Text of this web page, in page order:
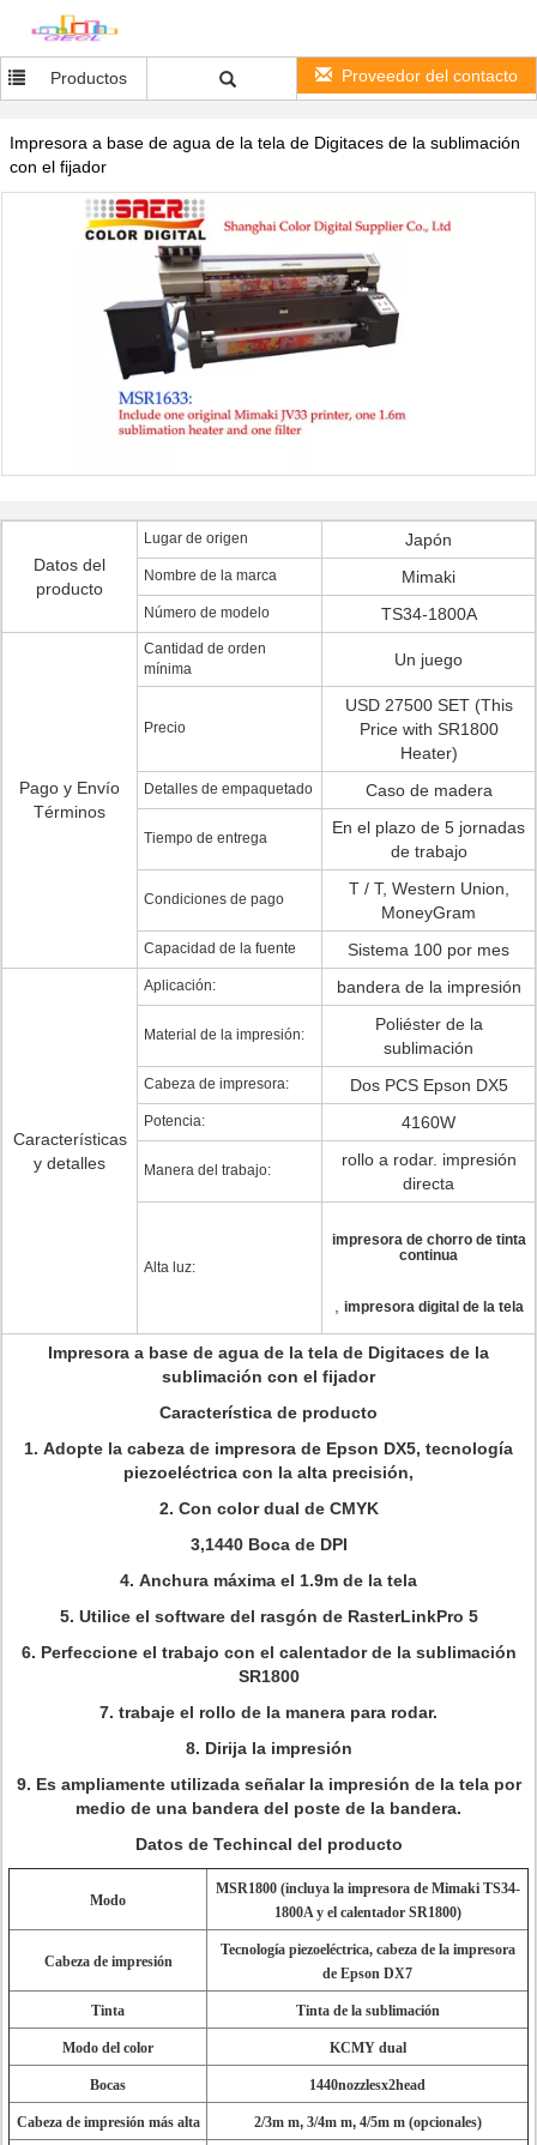
Productos Proveedor del contacto
Impresora a base de agua de la tela de Digitaces de la sublimación
con el fijador
Datos del
producto
Lugar de origen Japón
Nombre de la marca Mimaki
Número de modelo TS34-1800A
Pago y Envío
Términos
Cantidad de orden
mínima
Un juego
Precio
USD 27500 SET (This
Price with SR1800
Heater)
Detalles de empaquetado Caso de madera
Tiempo de entrega
En el plazo de 5 jornadas
de trabajo
Condiciones de pago
T / T, Western Union,
MoneyGram
Capacidad de la fuente Sistema 100 por mes
Características
y detalles
Aplicación: bandera de la impresión
Material de la impresión:
Poliéster de la
sublimación
Cabeza de impresora: Dos PCS Epson DX5
Potencia: 4160W
Manera del trabajo:
rollo a rodar. impresión
directa
Alta luz:
impresora de chorro de tinta
continua
impresora digital de la tela
Impresora a base de agua de la tela de Digitaces de la
sublimación con el fijador
Característica de producto
1. Adopte la cabeza de impresora de Epson DX5, tecnología
piezoeléctrica con la alta precisión,
2. Con color dual de CMYK
3,1440 Boca de DPI
4. Anchura máxima el 1.9m de la tela
5. Utilice el software del rasgón de RasterLinkPro 5
6. Perfeccione el trabajo con el calentador de la sublimación
SR1800
7. trabaje el rollo de la manera para rodar.
8. Dirija la impresión
9. Es ampliamente utilizada señalar la impresión de la tela por
medio de una bandera del poste de la bandera.
Datos de Techincal del producto
Modo
MSR1800 (incluya la impresora de Mimaki TS34-
1800A y el calentador SR1800)
Cabeza de impresión
Tecnología piezoeléctrica, cabeza de la impresora
de Epson DX7
Tinta Tinta de la sublimación
Modo del color KCMY dual
Bocas 1440nozzlesx2head
Cabeza de impresión más alta 2/3m m, 3/4m m, 4/5m m (opcionales)